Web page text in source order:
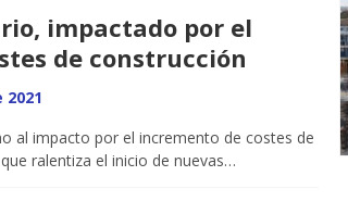
impactado por el
de construcción
2021
al impacto por el incremento de costes de
ralentiza el inicio de nuevas…